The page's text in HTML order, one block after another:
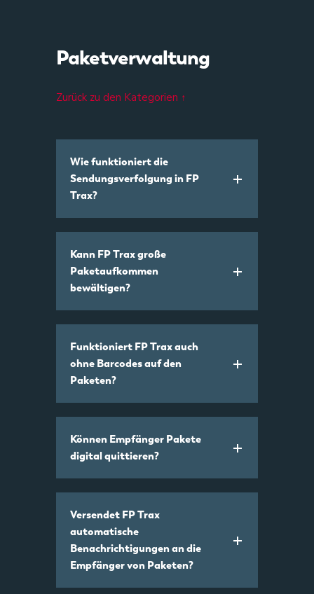
Paketverwaltung
Zurück zu den Kategorien ↑
Wie funktioniert die
Sendungsverfolgung in FP
Trax?
Kann FP Trax große
Paketaufkommen
bewältigen?
Funktioniert FP Trax auch
ohne Barcodes auf den
Paketen?
Können Empfänger Pakete
digital quittieren?
Versendet FP Trax
automatische
Benachrichtigungen an die
Empfänger von Paketen?